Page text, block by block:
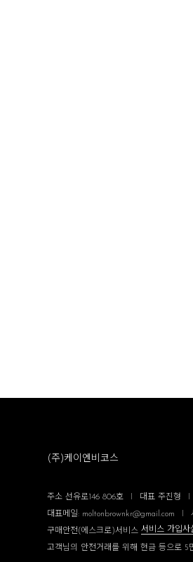
(주)케이엔비코스
주소 선유로146 806호 대표 주진형
대표메일: moltonbrownkr@gmail.com
구매안전(에스크로)서비스서비스 가입사
고객님의 안전거래를 위해 현금 등으로